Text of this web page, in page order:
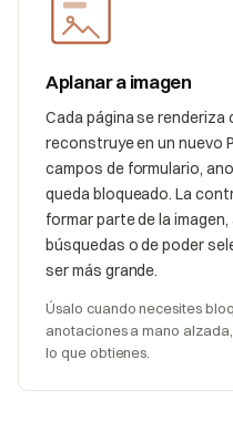
Aplanar a imagen
Cada página se renderiza
reconstruye en un nuevo
campos de formulario,
queda bloqueado. La
formar parte de la
búsquedas o de poder
ser más grande.
Úsalo cuando necesites
anotaciones a mano
lo que obtienes.